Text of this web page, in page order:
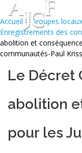
Accueil >Groupes
Enregistrements des
abolition et
communautés-Paul
Le Décret
abolition
pour les